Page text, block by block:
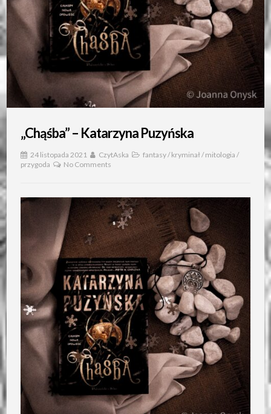
„Chąśba” – Katarzyna Puzyńska
24 listopada 2021 CzytAska fantasy/kryminał/mitologia /
przygoda
No Comments